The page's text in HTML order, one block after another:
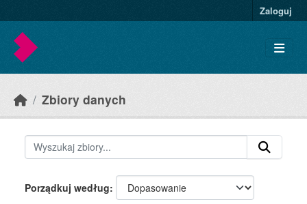
Zaloguj
Zbiory danych
Porządkuj według